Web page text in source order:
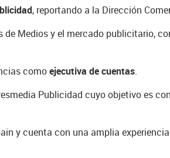
, reportando a la Dirección
Medios y el mercado publicitario,
comoejecutiva de cuentas.
Publicidad cuyo objetivo es
y cuenta con una amplia